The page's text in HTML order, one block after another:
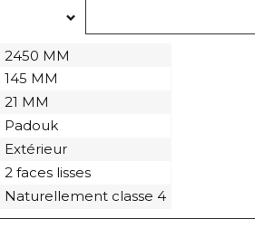
2450 MM
145 MM
21 MM
Padouk
Extérieur
2 faces lisses
Naturellement classe 4